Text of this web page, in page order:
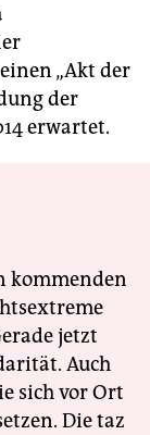
„Akt der
der
erwartet.
kommenden
jetzt
Auch
sich vor Ort
Die taz